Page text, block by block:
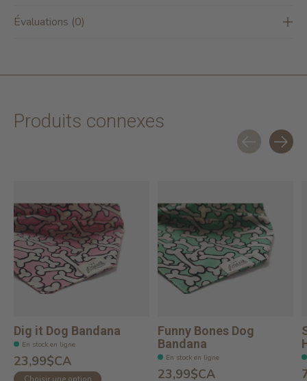
Évaluations (0)
Produits connexes
Dig it Dog Bandana
En stock en ligne
23,99$CA
Funny Bones Dog
Bandana
En stock en ligne
23,99$CA